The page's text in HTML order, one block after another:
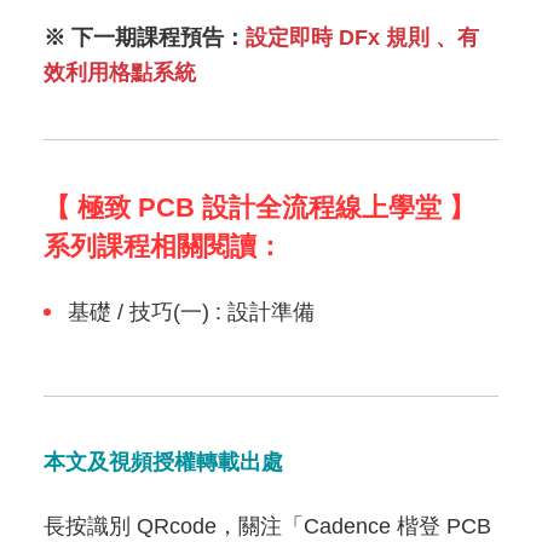
※ 下一期課程預告： 設定即時 DFx 規則 、有
效利用格點系統
【 極致 PCB 設計全流程線上學堂 】
系列課程相關閱讀：
基礎 / 技巧(一) : 設計準備
本文及視頻授權轉載出處
長按識別 QRcode，關注「Cadence 楷登 PCB